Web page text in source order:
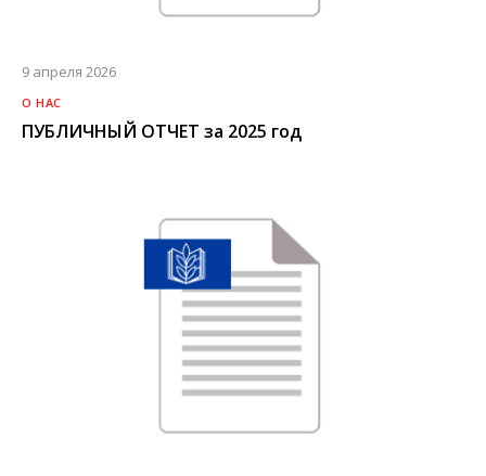
9 апреля 2026
О НАС
ПУБЛИЧНЫЙ ОТЧЕТ за 2025 год